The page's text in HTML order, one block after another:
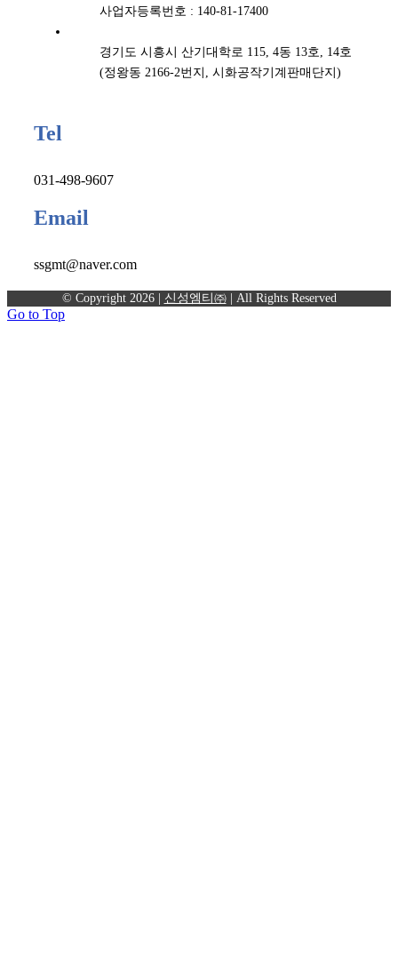
사업자등록번호 : 140-81-17400
경기도 시흥시 산기대학로 115, 4동 13호, 14호
(정왕동 2166-2번지, 시화공작기계판매단지)
Tel
031-498-9607
Email
ssgmt@naver.com
© Copyright 2026 | 신성엠티㈜| All Rights Reserved
Go to Top